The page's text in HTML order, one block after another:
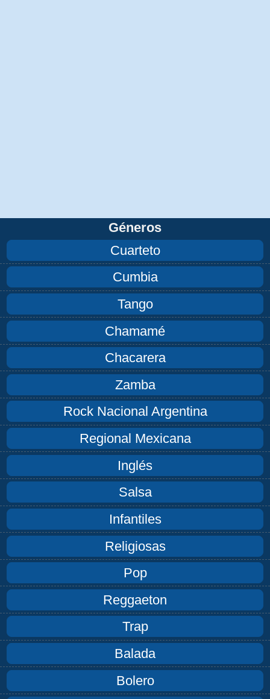
Géneros
Cuarteto
Cumbia
Tango
Chamamé
Chacarera
Zamba
Rock Nacional Argentina
Regional Mexicana
Inglés
Salsa
Infantiles
Religiosas
Pop
Reggaeton
Trap
Balada
Bolero